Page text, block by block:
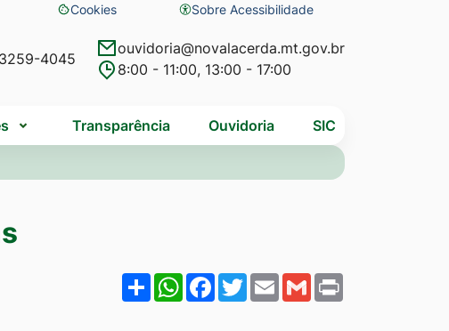
Cookies
Abrir
preferências
de
Sobre Acessibilidade
4045
ouvidoria@novalacerda.mt.gov.br
8:00 - 11:00, 13:00 - 17:00
Transparência Ouvidoria SIC
ShareWhatsApp
Facebook
Twitter
EmailGmail